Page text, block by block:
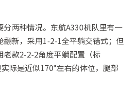
分两种情况。东航A330机队里有一
翻新，采用1-2-1全平躺交错式；但
老款2-2-2角度平躺配置（标
际是近似170°左右的体位，腿部